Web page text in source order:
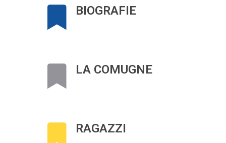
BIOGRAFIE
LA COMUGNE
RAGAZZI